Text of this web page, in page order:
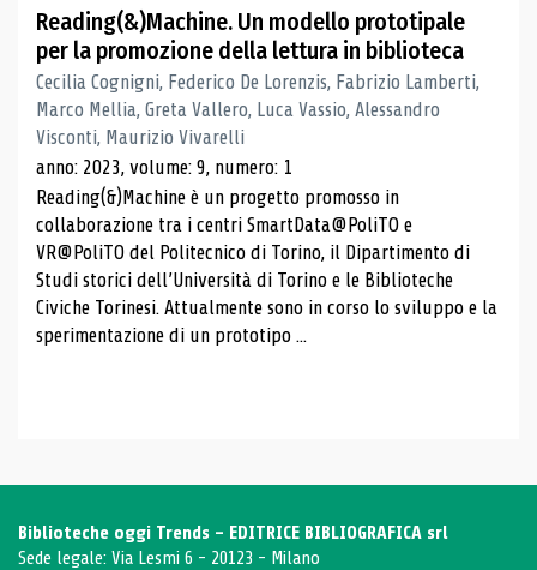
Reading(&)Machine. Un modello prototipale
per la promozione della lettura in biblioteca
Cecilia Cognigni, Federico De Lorenzis, Fabrizio Lamberti,
Marco Mellia, Greta Vallero, Luca Vassio, Alessandro
Visconti, Maurizio Vivarelli
anno: 2023, volume: 9, numero: 1
Reading(&)Machine è un progetto promosso in
collaborazione tra i centri SmartData@PoliTO e
VR@PoliTO del Politecnico di Torino, il Dipartimento di
Studi storici dell’Università di Torino e le Biblioteche
Civiche Torinesi. Attualmente sono in corso lo sviluppo e la
sperimentazione di un prototipo ...
Biblioteche oggi Trends - EDITRICE BIBLIOGRAFICA srl
Sede legale: Via Lesmi 6 - 20123 - Milano